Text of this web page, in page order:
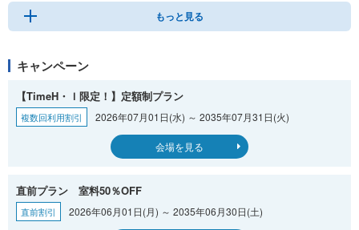
早期予約や直前での予約はお得なプランご用意ございます。
もっと見る
キャンペーン
【TimeH・Ｉ限定！】定額制プラン
複数回利用割引 2026年07月01日(水) ～ 2035年07月31日(火)
会場を見る
直前プラン 室料50％OFF
直前割引 2026年06月01日(月) ～ 2035年06月30日(土)